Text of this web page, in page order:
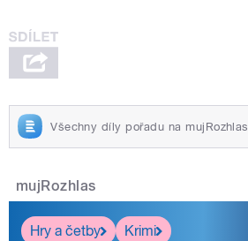
Všechny díly pořadu na mujRozhlas
mujRozhlas
Hry a četby
Krimi